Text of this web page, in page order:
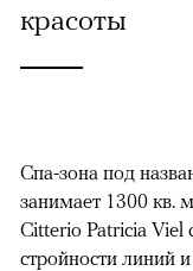
красоты
Спа-зона под
занимает 1300 кв.
Citterio Patricia Viel
стройности линий